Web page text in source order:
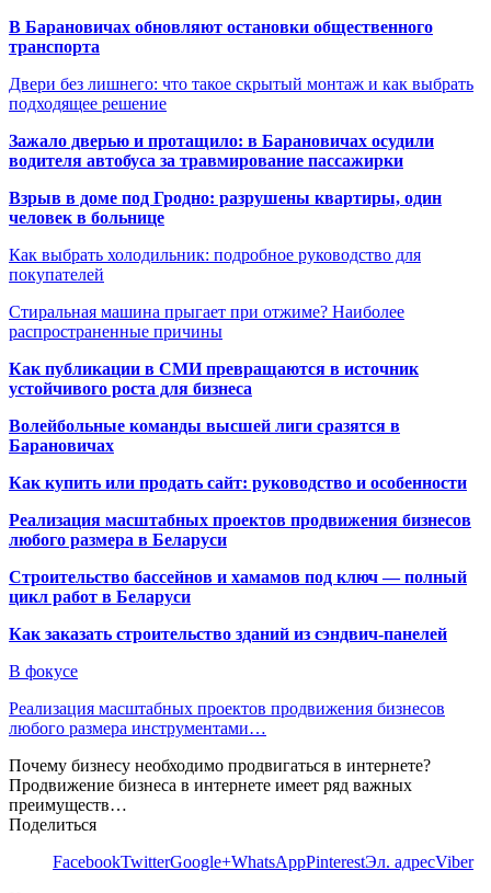
В Барановичах обновляют остановки общественного
транспорта
Двери без лишнего: что такое скрытый монтаж и как выбрать
подходящее решение
Зажало дверью и протащило: в Барановичах осудили
водителя автобуса за травмирование пассажирки
Взрыв в доме под Гродно: разрушены квартиры, один
человек в больнице
Как выбрать холодильник: подробное руководство для
покупателей
Стиральная машина прыгает при отжиме? Наиболее
распространенные причины
Как публикации в СМИ превращаются в источник
устойчивого роста для бизнеса
Волейбольные команды высшей лиги сразятся в
Барановичах
Как купить или продать сайт: руководство и особенности
Реализация масштабных проектов продвижения бизнесов
любого размера в Беларуси
Строительство бассейнов и хамамов под ключ — полный
цикл работ в Беларуси
Как заказать строительство зданий из сэндвич-панелей
В фокусе
Реализация масштабных проектов продвижения бизнесов
любого размера инструментами…
Почему бизнесу необходимо продвигаться в интернете?
Продвижение бизнеса в интернете имеет ряд важных
преимуществ…
Поделиться
FacebookTwitterGoogle+WhatsAppPinterestЭл. адресViber